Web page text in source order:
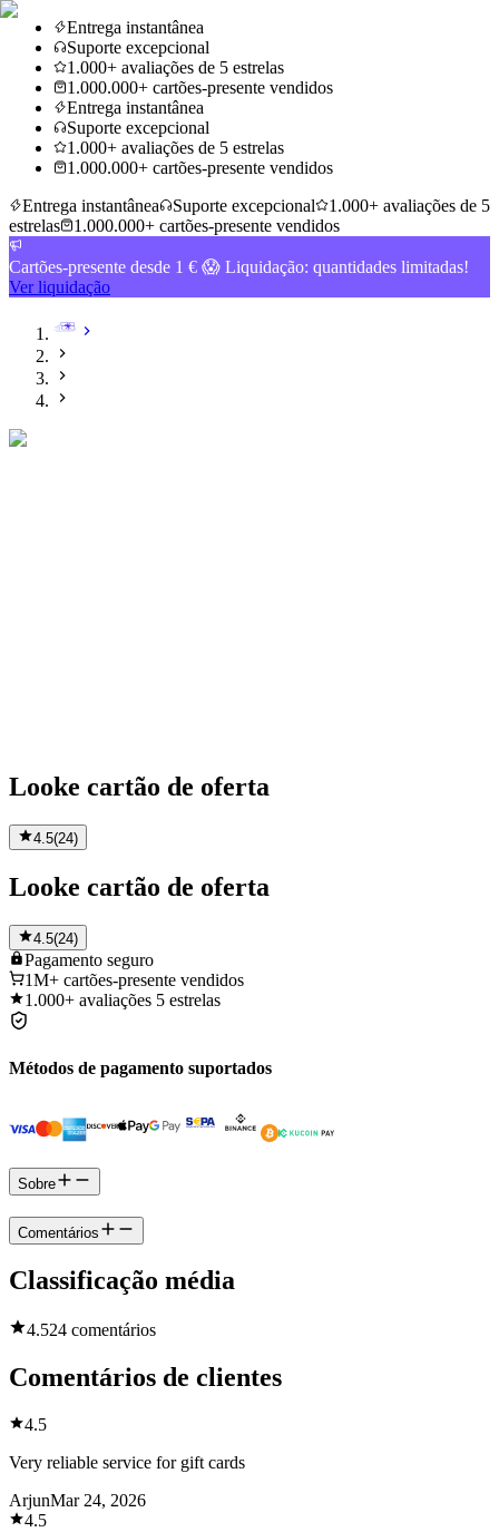
Entrega instantânea
Suporte excepcional
1.000+ avaliações de 5 estrelas
1.000.000+ cartões-presente vendidos
Entrega instantânea
Suporte excepcional
1.000+ avaliações de 5 estrelas
1.000.000+ cartões-presente vendidos
Entrega instantânea
Suporte excepcional
1.000+ avaliações de 5
estrelas
1.000.000+ cartões-presente vendidos
Cartões-presente desde 1 € 😱 Liquidação: quantidades limitadas!
Ver liquidação
Looke cartão de oferta
4.5(24)
Looke cartão de oferta
4.5(24)
Pagamento seguro
1M+ cartões-presente vendidos
1.000+ avaliações 5 estrelas
Métodos de pagamento suportados
Sobre
Comentários
Classificação média
4.524 comentários
Comentários de clientes
4.5
Very reliable service for gift cards
ArjunMar 24, 2026
4.5